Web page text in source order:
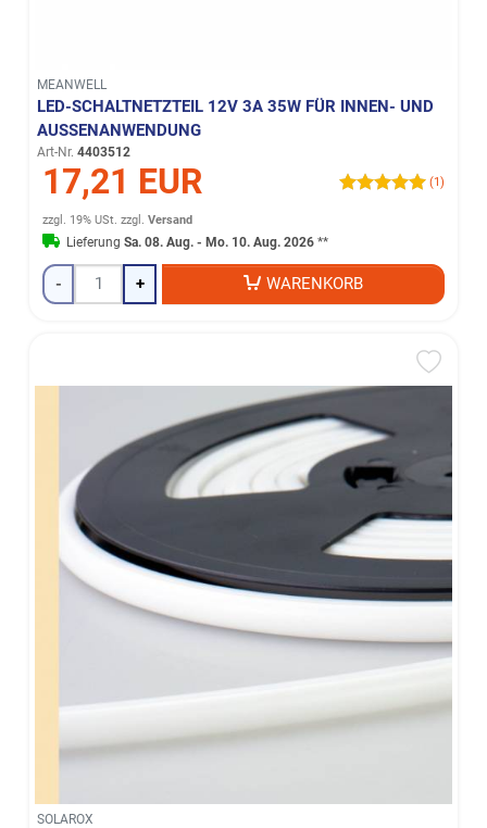
MEANWELL
LED-SCHALTNETZTEIL 12V 3A 35W FÜR INNEN- UND
AUSSENANWENDUNG
Art-Nr. 4403512
17,21 EUR (1)
zzgl. 19% USt. zzgl.Versand
LieferungSa. 08. Aug. - Mo. 10. Aug. 2026 **
- + WARENKORB
SOLAROX